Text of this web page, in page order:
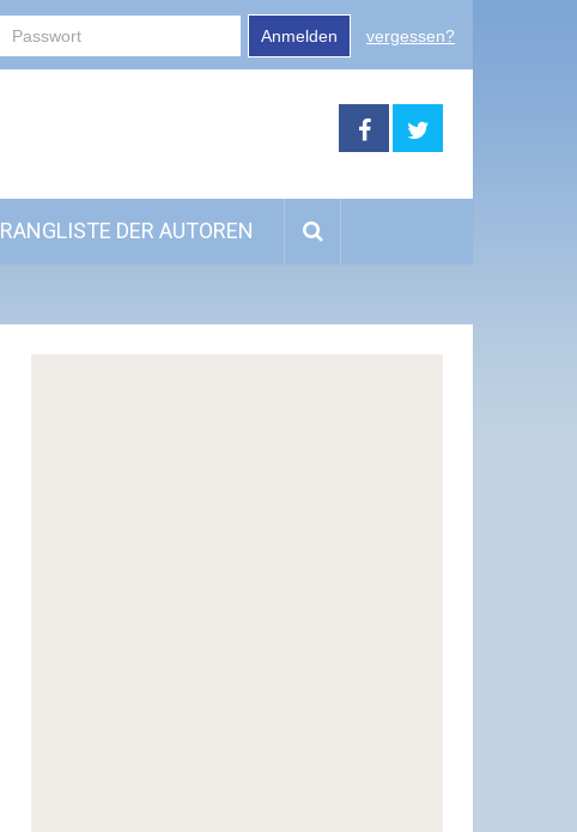
Anmelden vergessen?
RANGLISTE DER AUTOREN